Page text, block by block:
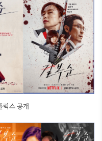
릭스 공개